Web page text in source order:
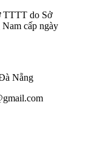
TTTT do Sở
cấp ngày
Nẵng